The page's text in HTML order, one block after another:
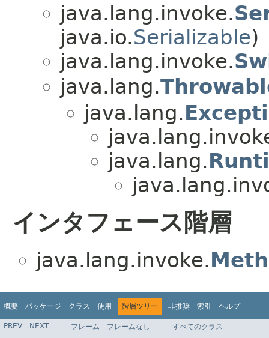
java.lang.invoke.
java.io.Serializable)
java.lang.invoke.
java.lang.
java.lang.
java.lang.
インタフェース階層
java.lang.invoke.
概要 パッケージ クラス 使用 階層ツリー 非推奨 索引 ヘルプ
PREV NEXT フレーム フレームなし すべてのクラス